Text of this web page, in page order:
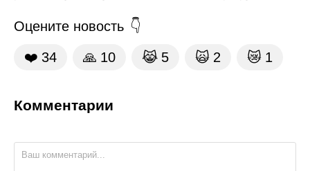
Оцените новость
❤️ 34 🙏 10 😹 5 🙀 2 😿 1
Комментарии